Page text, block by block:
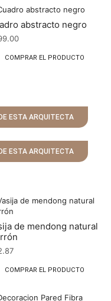
abstracto negro
COMPRAR EL PRODUCTO
ESTA ARQUITECTA
ESTA ARQUITECTA
de mendong natural
COMPRAR EL PRODUCTO